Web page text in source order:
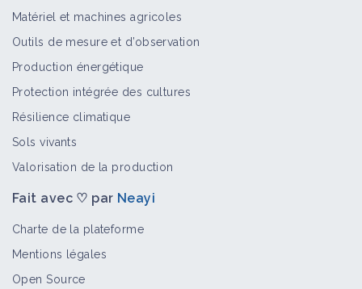
Adventices pluriannuelles
Vivaces
Matériel et machines agricoles
Outils de mesure et d’observation
Production énergétique
Protection intégrée des cultures
Résilience climatique
Sols vivants
Valorisation de la production
Fait avec ♡ par Neayi
Charte de la plateforme
Mentions légales
Open Source